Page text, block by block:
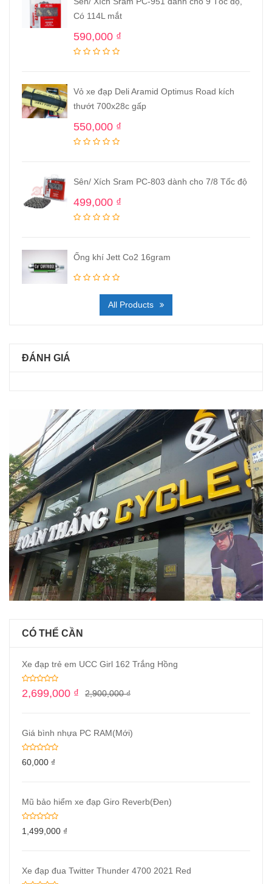
Có 114L mắt
590,000 ₫
Vỏ xe đạp Deli Aramid Optimus Road kích
thướt 700x28c gấp
550,000 ₫
Sên/ Xích Sram PC-803 dành cho 7/8 Tốc độ
499,000 ₫
Ống khí Jett Co2 16gram
All Products
ĐÁNH GIÁ
CÓ THỂ CẦN
Xe đạp trẻ em UCC Girl 162 Trắng Hồng
2,900,000₫
2,699,000 ₫
Giá bình nhựa PC RAM(Mới)
60,000 ₫
Mũ bảo hiểm xe đạp Giro Reverb(Đen)
1,499,000 ₫
Xe đạp đua Twitter Thunder 4700 2021 Red